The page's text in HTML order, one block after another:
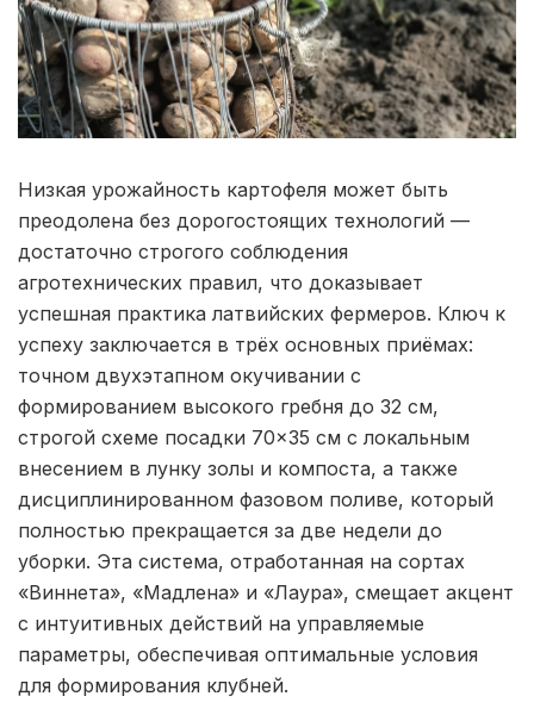
Низкая урожайность картофеля может быть
преодолена без дорогостоящих технологий —
достаточно строгого соблюдения
агротехнических правил, что доказывает
успешная практика латвийских фермеров. Ключ к
успеху заключается в трёх основных приёмах:
точном двухэтапном окучивании с
формированием высокого гребня до 32 см,
строгой схеме посадки 70×35 см с локальным
внесением в лунку золы и компоста, а также
дисциплинированном фазовом поливе, который
полностью прекращается за две недели до
уборки. Эта система, отработанная на сортах
«Виннета», «Мадлена» и «Лаура», смещает акцент
с интуитивных действий на управляемые
параметры, обеспечивая оптимальные условия
для формирования клубней.